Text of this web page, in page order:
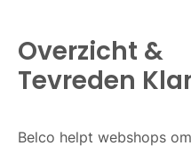
Overzicht &
Tevreden
Belco helpt webshops